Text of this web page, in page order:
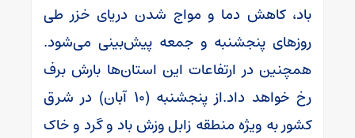
باد، کاهش دما و مواج شدن دریای خزر طی
روزهای پنجشنبه و جمعه پیش‌بینی می‌شود.
همچنین در ارتفاعات این استان‌ها بارش برف
رخ خواهد داد.از پنجشنبه (۱۰ آبان) در شرق
کشور به ویژه منطقه زابل وزش باد و گرد و خاک